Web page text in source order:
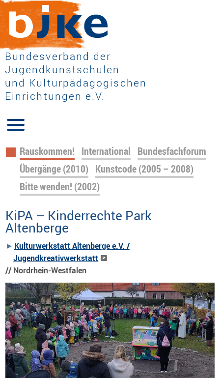
Bundesverband der
Jugendkunstschulen
und Kulturpädagogischen
Einrichtungen e.V.
Navigation
überspringen
Rauskommen! International Bundesfachforum
Übergänge (2010) Kunstcode (2005 – 2008)
Bitte wenden! (2002)
KiPA – Kinderrechte Park
Altenberge
Kulturwerkstatt Altenberge e.V. /
Jugendkreativwerkstatt
// Nordrhein-Westfalen